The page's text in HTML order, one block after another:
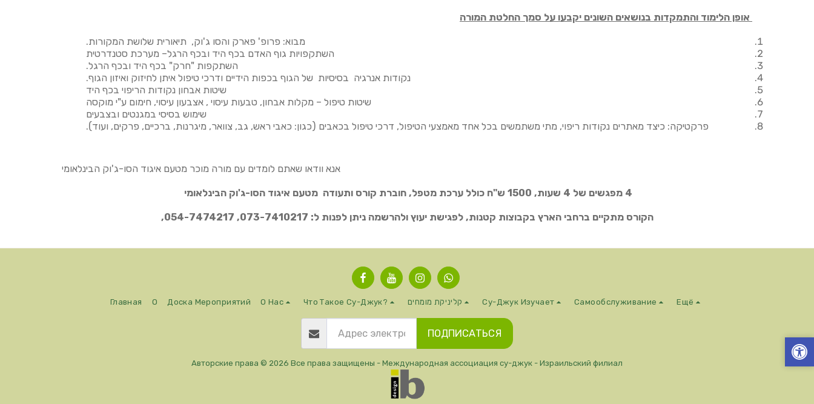
אופן הלימוד והתמקדות בנושאים השונים יקבעו על סמך החלטת המורה
מבוא: פרופ' פארק והסו ג'וק, תיאורית שלושת המקורות.
השתקפויות גוף האדם בכף היד ובכף הרגל– מערכת סטנדרטית
השתקפות "חרק" בכף היד ובכף הרגל.
נקודות אנרגיה בסיסיות של הגוף בכפות הידיים ודרכי טיפול איתן לחיזוק ואיזון הגוף.
שיטות אבחון נקודות הריפוי בכף היד
שיטות טיפול – מקלות אבחון, טבעות עיסוי , אצבעון עיסוי, חימום ע"י מוקסה
שימוש בסיסי במגנטים ובצבעים
פרקטיקה: כיצד מאתרים נקודות ריפוי, מתי משתמשים בכל אחד מאמצעי הטיפול, דרכי טיפול בכאבים (כגון: כאבי ראש, גב, צוואר, מיגרנות, ברכיים, פרקים, ועוד).
אנא וודאו שאתם לומדים עם מורה מוכר מטעם איגוד הסו-ג'וק הבינלאומי
4 מפגשים של 4 שעות, 1500 ש"ח כולל ערכת מטפל, חוברת קורס ותעודה מטעם איגוד הסו-ג'וק הבינלאומי
הקורס מתקיים ברחבי הארץ בקבוצות קטנות, לפגישת יעוץ ולהרשמה ניתן לפנות ל: 073-7410217, 054-7474217,
Главная О Доска Мероприятий О Нас Что Такое Су-Джук? קליניקת מומחים Су-Джук Изучает Самообслуживание Ещё
ПОДПИСАТЬСЯ
Авторские права © 2026 Все права защищены - Международная ассоциация су-джук - Израильский филиал